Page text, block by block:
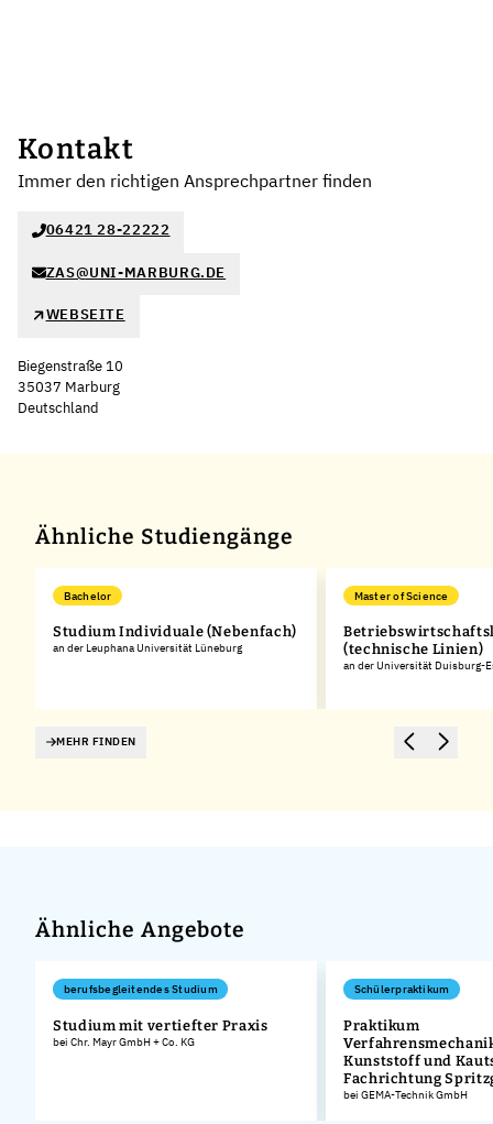
Kontakt
Immer den richtigen Ansprechpartner finden
06421 28-22222
ZAS@UNI-MARBURG.DE
WEBSEITE
Biegenstraße 10
35037 Marburg
Deutschland
Ähnliche Studiengänge
Bachelor
Studium Individuale (Nebenfach)
an der Leuphana Universität Lüneburg
Master of Science
(technische Linien)
an der Universität Duisburg-
MEHR FINDEN
Ähnliche Angebote
berufsbegleitendes Studium
Studium mit vertiefter Praxis
bei Chr. Mayr GmbH + Co. KG
Schülerpraktikum
Praktikum
Kunststoff und
Fachrichtung
bei GEMA-Technik GmbH